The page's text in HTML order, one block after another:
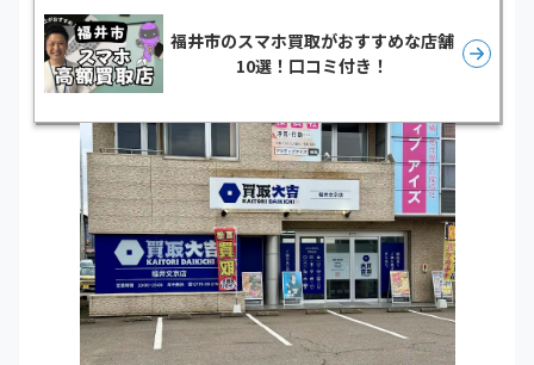
福井市のスマホ買取がおすすめな店舗
10選！口コミ付き！